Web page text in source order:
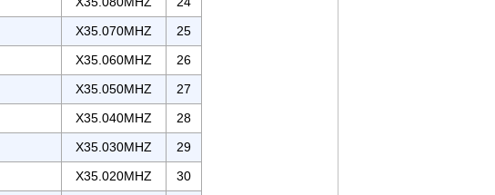
X35.070MHZ
25
X35.060MHZ
26
X35.050MHZ
27
X35.040MHZ
28
X35.030MHZ
29
X35.020MHZ
30